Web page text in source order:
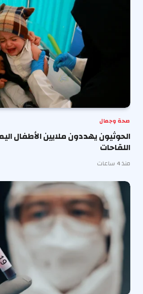
صحة وجمال
الحوثيون يهددون ملايين الأطفال
اللقاحات
منذ 4 ساعات